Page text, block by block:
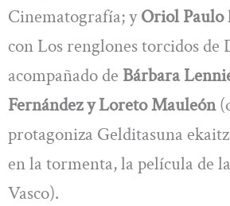
Cinematografía; yOriol Paulo
con Los renglones torcidos de
acompañado de Bárbara
Fernández y Loreto Mauleón
protagoniza Gelditasuna
en la tormenta, la película de
Vasco).